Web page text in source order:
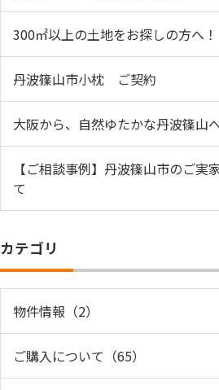
300㎡以上の土地をお探しの方へ！
丹波篠山市小枕 ご契約
大阪から、自然ゆたかな丹波篠山
【ご相談事例】丹波篠山市のご実
て
カテゴリ
物件情報（2）
ご購入について（65）